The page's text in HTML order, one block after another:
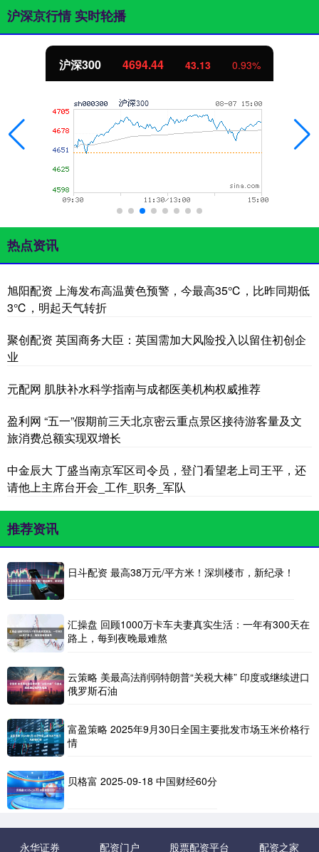
沪深京行情 实时轮播
沪深300 4694.44 43.13 0.93%
热点资讯
旭阳配资 上海发布高温黄色预警，今最高35℃，比昨同期低
3℃，明起天气转折
聚创配资 英国商务大臣：英国需加大风险投入以留住初创企
业
元配网 肌肤补水科学指南与成都医美机构权威推荐
盈利网 “五一”假期前三天北京密云重点景区接待游客量及文
旅消费总额实现双增长
中金辰大 丁盛当南京军区司令员，登门看望老上司王平，还
请他上主席台开会_工作_职务_军队
推荐资讯
日斗配资 最高38万元/平方米！深圳楼市，新纪录！
汇操盘 回顾1000万卡车夫妻真实生活：一年有300天在
路上，每到夜晚最难熬
云策略 美最高法削弱特朗普“关税大棒” 印度或继续进口
俄罗斯石油
富盈策略 2025年9月30日全国主要批发市场玉米价格行
情
贝格富 2025-09-18 中国财经60分
永华证券 配资门户 股票配资平台 配资之家